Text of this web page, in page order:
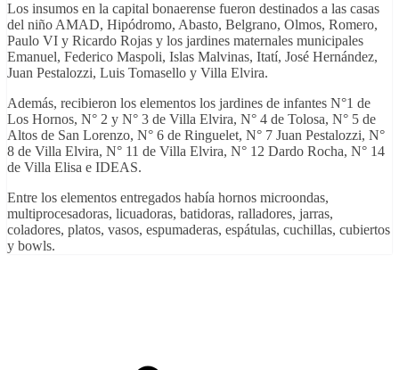
Los insumos en la capital bonaerense fueron destinados a las casas
del niño AMAD, Hipódromo, Abasto, Belgrano, Olmos, Romero,
Paulo VI y Ricardo Rojas y los jardines maternales municipales
Emanuel, Federico Maspoli, Islas Malvinas, Itatí, José Hernández,
Juan Pestalozzi, Luis Tomasello y Villa Elvira.
Además, recibieron los elementos los jardines de infantes N°1 de
Los Hornos, N° 2 y N° 3 de Villa Elvira, N° 4 de Tolosa, N° 5 de
Altos de San Lorenzo, N° 6 de Ringuelet, N° 7 Juan Pestalozzi, N°
8 de Villa Elvira, N° 11 de Villa Elvira, N° 12 Dardo Rocha, N° 14
de Villa Elisa e IDEAS.
Entre los elementos entregados había hornos microondas,
multiprocesadoras, licuadoras, batidoras, ralladores, jarras,
coladores, platos, vasos, espumaderas, espátulas, cuchillas, cubiertos
y bowls.